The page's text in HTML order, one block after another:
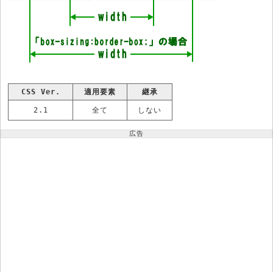
CSS Ver. 適用要素 継承
2.1 全て しない
広告